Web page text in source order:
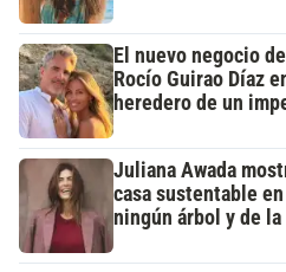
El nuevo negocio
Rocío Guirao Díaz
heredero de un
Juliana Awada
casa sustentable
ningún árbol y de la